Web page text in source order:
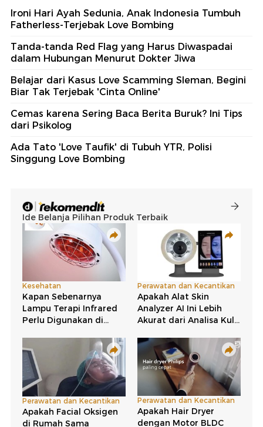
Ironi Hari Ayah Sedunia, Anak Indonesia Tumbuh
Fatherless-Terjebak Love Bombing
Tanda-tanda Red Flag yang Harus Diwaspadai
dalam Hubungan Menurut Dokter Jiwa
Belajar dari Kasus Love Scamming Sleman, Begini
Biar Tak Terjebak 'Cinta Online'
Cemas karena Sering Baca Berita Buruk? Ini Tips
dari Psikolog
Ada Tato 'Love Taufik' di Tubuh YTR, Polisi
Singgung Love Bombing